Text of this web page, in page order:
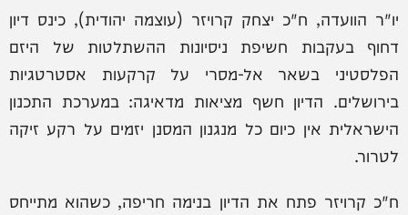
יו"ר הוועדה, ח"כ יצחק קרויזר (עוצמה יהודית), כינס דיון
דחוף בעקבות חשיפת ניסיונות ההשתלטות של היזם
הפלסטיני בשאר אל-מסרי על קרקעות אסטרטגיות
בירושלים. הדיון חשף מציאות מדאיגה: במערכת התכנון
הישראלית אין כיום כל מנגנון המסנן יזמים על רקע זיקה
לטרור.
ח"כ קרויזר פתח את הדיון בנימה חריפה, כשהוא מתייחס